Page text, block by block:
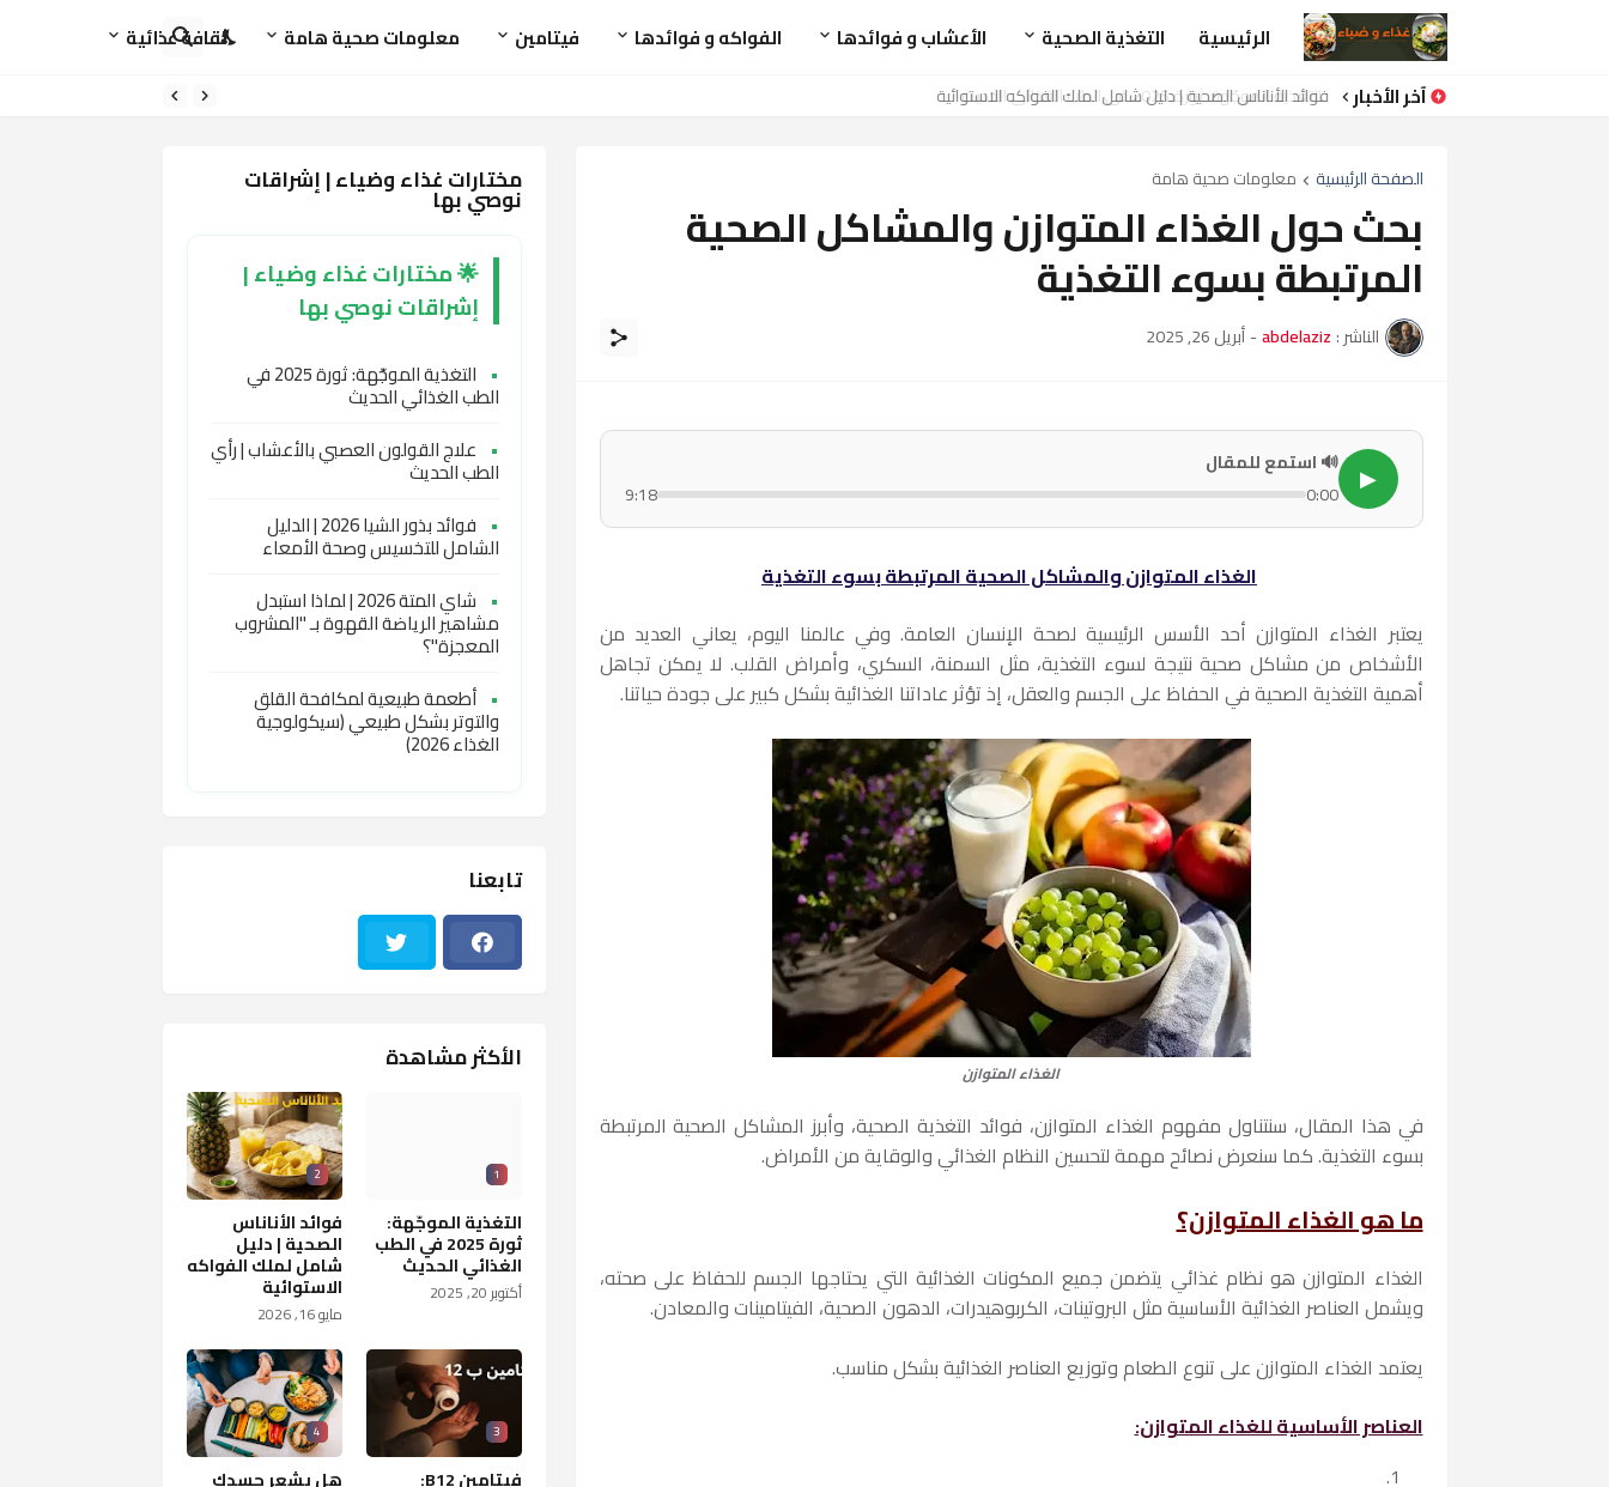
الرئيسية التغذية الصحية الأعشاب و فوائدها الفواكه و فوائدها فيتامين معلومات صحية هامة
ثقافة غذائية
آخر الأخبار
فوائد الأناناس الصحية | دليل شامل لملك الفواكه الاستوائية
الصفحة الرئيسية معلومات صحية هامة
بحث حول الغذاء المتوازن والمشاكل الصحية
المرتبطة بسوء التغذية
الناشر : abdelaziz
- أبريل 26, 2025
▶
🔊 استمع للمقال
0:00
9:18
الغذاء المتوازن والمشاكل الصحية المرتبطة بسوء التغذية
يعتبر الغذاء المتوازن أحد الأسس الرئيسية لصحة الإنسان العامة. وفي عالمنا اليوم، يعاني العديد من
الأشخاص من مشاكل صحية نتيجة لسوء التغذية، مثل السمنة، السكري، وأمراض القلب. لا يمكن تجاهل
أهمية التغذية الصحية في الحفاظ على الجسم والعقل، إذ تؤثر عاداتنا الغذائية بشكل كبير على جودة حياتنا.
الغذاء المتوازن
في هذا المقال، سنتناول مفهوم الغذاء المتوازن، فوائد التغذية الصحية، وأبرز المشاكل الصحية المرتبطة
بسوء التغذية. كما سنعرض نصائح مهمة لتحسين النظام الغذائي والوقاية من الأمراض.
ما هو الغذاء المتوازن؟
الغذاء المتوازن هو نظام غذائي يتضمن جميع المكونات الغذائية التي يحتاجها الجسم للحفاظ على صحته،
ويشمل العناصر الغذائية الأساسية مثل البروتينات، الكربوهيدرات، الدهون الصحية، الفيتامينات والمعادن.
يعتمد الغذاء المتوازن على تنوع الطعام وتوزيع العناصر الغذائية بشكل مناسب.
العناصر الأساسية للغذاء المتوازن:
مختارات غذاء وضياء | إشراقات
نوصي بها
🌟 مختارات غذاء وضياء |
إشراقات نوصي بها
• التغذية الموجّهة: ثورة 2025 في
الطب الغذائي الحديث
• علاج القولون العصبي بالأعشاب | رأي
الطب الحديث
•
فوائد بذور الشيا 2026 | الدليل
الشامل للتخسيس وصحة الأمعاء
•
شاي المتة 2026 | لماذا استبدل
مشاهير الرياضة القهوة بـ "المشروب
المعجزة"؟
• أطعمة طبيعية لمكافحة القلق
والتوتر بشكل طبيعي (سيكولوجية
الغذاء 2026)
تابعنا
الأكثر مشاهدة
1
التغذية الموجّهة:
ثورة 2025 في الطب
الغذائي الحديث
أكتوبر 20, 2025
2
فوائد الأناناس
الصحية | دليل
شامل لملك الفواكه
الاستوائية
مايو 16, 2026
3
فيتامين B12:
4
هل يشعر جسدك